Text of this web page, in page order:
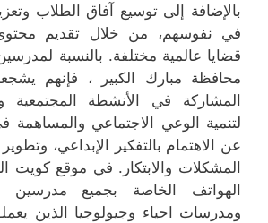
بالإضافة إلى توسيع آفاق الطلاب
في نفوسهم، من خلال تقديم
قضايا عالمية مختلفة. بالنسبة
محافظة مبارك الكبير ، فإنهم
المشاركة في الأنشطة المجتمعية
لتنمية الوعي الاجتماعي والمساهمة
عن الاهتمام بالتفكير الإبداعي،
المشكلات والابتكار. في موقع كويت
الهواتف الخاصة بجميع مدرسين
ومدرسات احياء وجيولوجيا الذين